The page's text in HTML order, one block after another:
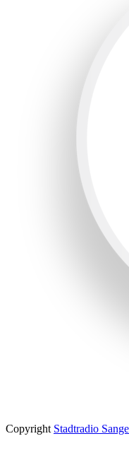
Copyright Stadtradio